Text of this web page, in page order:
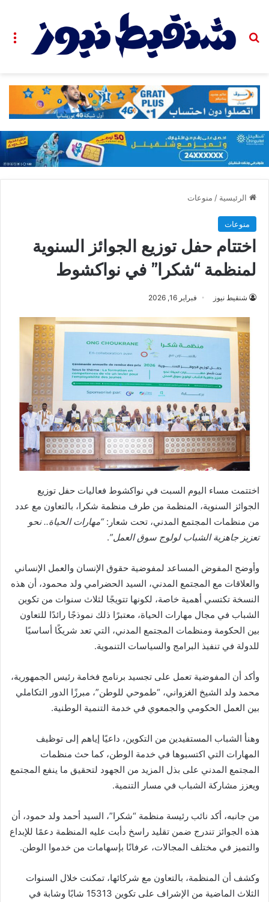
بحث عن
الرئيسية / منوعات
منوعات
اختتام حفل توزيع الجوائز السنوية
لمنظمة “شكرا” في نواكشوط
شنقيط نيوز فبراير 16, 2026
اختتمت مساء اليوم السبت في نواكشوط فعاليات حفل توزيع
الجوائز السنوية، المنظمة من طرف منظمة شكرا، بالتعاون مع عدد
من منظمات المجتمع المدني، تحت شعار:“مهارات الحياة.. نحو
تعزيز جاهزية الشباب لولوج سوق العمل”.
وأوضح المفوض المساعد لمفوضية حقوق الإنسان والعمل الإنساني
والعلاقات مع المجتمع المدني، السيد الحضرامي ولد محمود، أن هذه
النسخة تكتسي أهمية خاصة، لكونها تتويجًا لثلاث سنوات من تكوين
الشباب في مجال مهارات الحياة، معتبرًا ذلك نموذجًا رائدًا للتعاون
بين الحكومة ومنظمات المجتمع المدني، التي تعد شريكًا أساسيًا
للدولة في تنفيذ البرامج والسياسات التنموية.
وأكد أن المفوضية تعمل على تجسيد برنامج فخامة رئيس الجمهورية،
محمد ولد الشيخ الغزواني، “طموحي للوطن”، مبرزًا الدور التكاملي
بين العمل الحكومي والجمعوي في خدمة التنمية الوطنية.
وهنأ الشباب المستفيدين من التكوين، داعيًا إياهم إلى توظيف
المهارات التي اكتسبوها في خدمة الوطن، كما حث منظمات
المجتمع المدني على بذل المزيد من الجهود لتحقيق ما ينفع المجتمع
ويعزز مشاركة الشباب في مسار التنمية.
من جانبه، أكد نائب رئيسة منظمة “شكرا”، السيد أحمد ولد حمود، أن
هذه الجوائز تندرج ضمن تقليد راسخ دأبت عليه المنظمة دعمًا للإبداع
والتميز في مختلف المجالات، عرفانًا بإسهامات من خدموا الوطن.
وكشف أن المنظمة، بالتعاون مع شركائها، تمكنت خلال السنوات
الثلاث الماضية من الإشراف على تكوين 15313 شابًا وشابة في